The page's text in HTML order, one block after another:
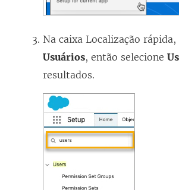
Na caixa Localização
Usuários, então selecione
resultados.